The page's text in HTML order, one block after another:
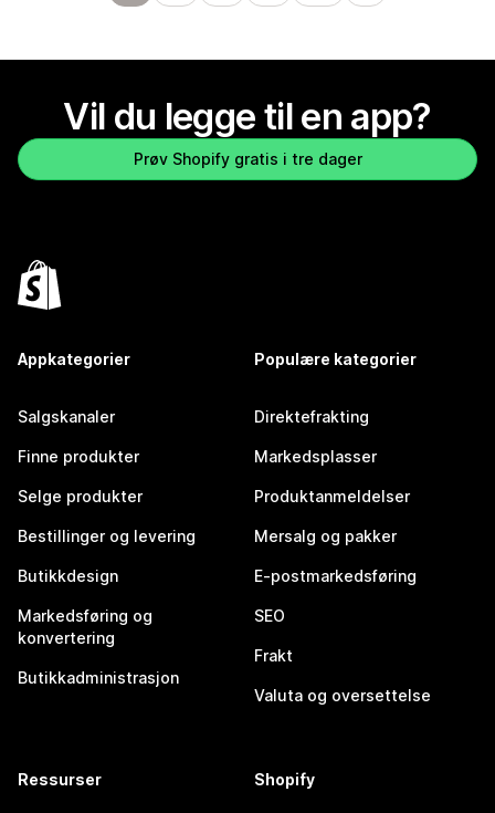
Vil du legge til en app?
Prøv Shopify gratis i tre dager
Appkategorier
Salgskanaler
Finne produkter
Selge produkter
Bestillinger og levering
Butikkdesign
Markedsføring og
konvertering
Butikkadministrasjon
Populære kategorier
Direktefrakting
Markedsplasser
Produktanmeldelser
Mersalg og pakker
E-postmarkedsføring
SEO
Frakt
Valuta og oversettelse
Ressurser Shopify